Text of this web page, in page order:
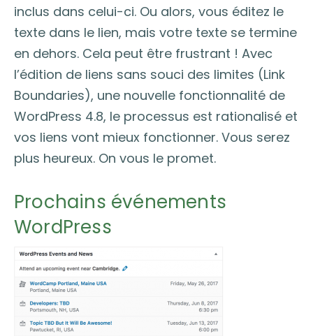
inclus dans celui-ci. Ou alors, vous éditez le
texte dans le lien, mais votre texte se termine
en dehors. Cela peut être frustrant ! Avec
l’édition de liens sans souci des limites (Link
Boundaries), une nouvelle fonctionnalité de
WordPress 4.8, le processus est rationalisé et
vos liens vont mieux fonctionner. Vous serez
plus heureux. On vous le promet.
Prochains événements
WordPress